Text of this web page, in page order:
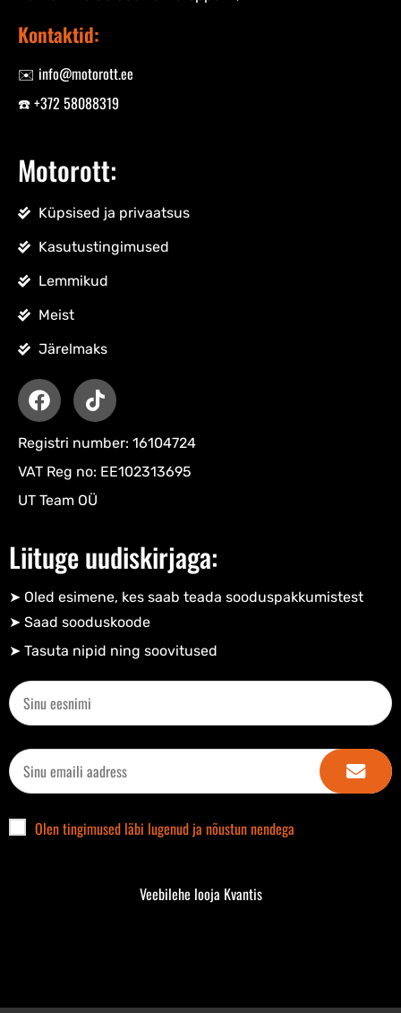
Kontaktid:
✉️ info@motorott.ee
☎️ +372 58088319
Motorott:
Küpsised ja privaatsus
Kasutustingimused
Lemmikud
Meist
Järelmaks
Registri number: 16104724
VAT Reg no: EE102313695
UT Team OÜ
Liituge uudiskirjaga:
➤ Oled esimene, kes saab teada sooduspakkumistest
➤ Saad sooduskoode​
➤ Tasuta nipid ning soovitused​
Olen tingimused läbi lugenud ja nõustun nendega
Veebilehe looja Kvantis